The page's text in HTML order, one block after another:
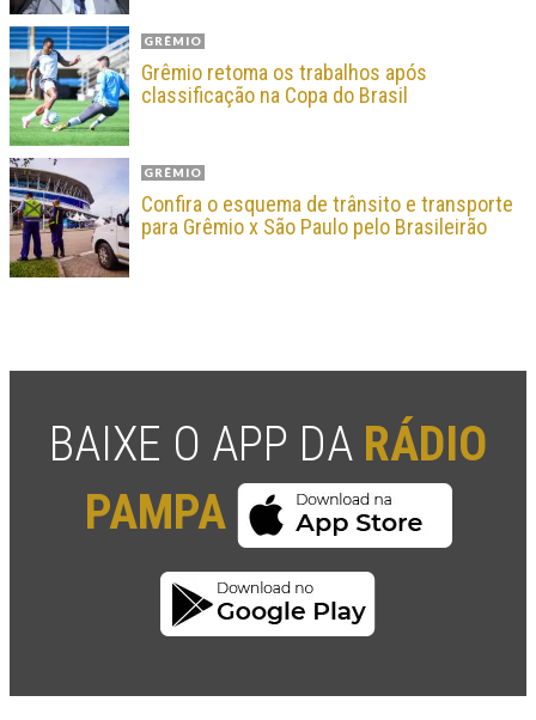
GRÊMIO
Grêmio retoma os trabalhos após
classificação na Copa do Brasil
GRÊMIO
Confira o esquema de trânsito e transporte
para Grêmio x São Paulo pelo Brasileirão
BAIXE O APP DA RÁDIO
PAMPA